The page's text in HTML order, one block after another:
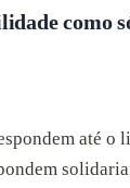
como
até o